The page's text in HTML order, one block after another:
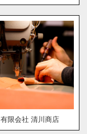
有限会社 清川商店